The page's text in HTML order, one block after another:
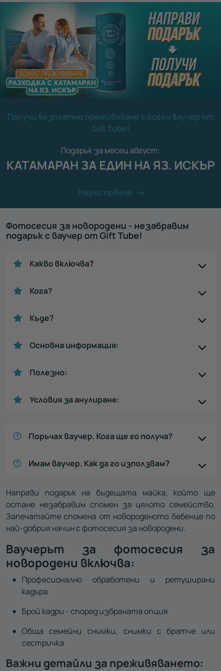
Получи безплатно преживяване с всеки ваучер от
Gift Tube!
Подарък за месец август:
КАТАМАРАН ЗА ЕДИН НА ЯЗ. ИСКЪР
Научи повече
Фотосесия за новородени - незабравим
подарък с ваучер от Gift Tube!
Какво включва?
Кога?
Къде?
Основна информация:
Полезно:
Условия за анулиране:
Поръчах ваучер. Кога ще го получа?
Имам ваучер. Как да го използвам?
Направи подарък на бъдещата майка, който ще
остане незабравим спомен за цялото семейство.
Запечатайте спомена от новороденото бебенце по
най-добрия начин с фотосесия за новородени.
Ваучерът за фотосесия за
новородени включва:
Професионално обработени и ретуширани
кадъра
Брой кадри - според избраната опция
Обща семейни снимки, снимки с братче или
сестричка
Важни детайли за преживяването: